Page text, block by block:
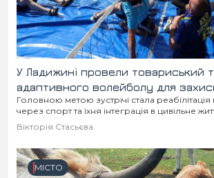
У Ладижині провели товариський
адаптивного волейболу для
Головною метою зустрічі стала реабілітація
через спорт та їхня інтеграція в цивільне
Вікторія Стасьєва
МІСТО